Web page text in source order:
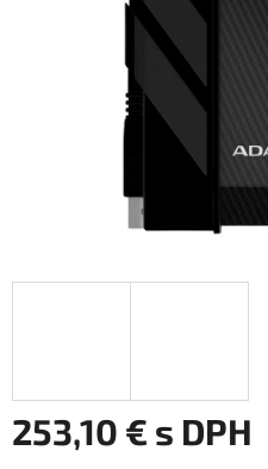
253,10 € s DPH